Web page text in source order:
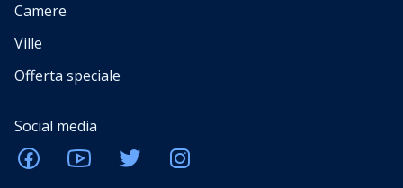
Camere
Ville
Offerta speciale
Social media